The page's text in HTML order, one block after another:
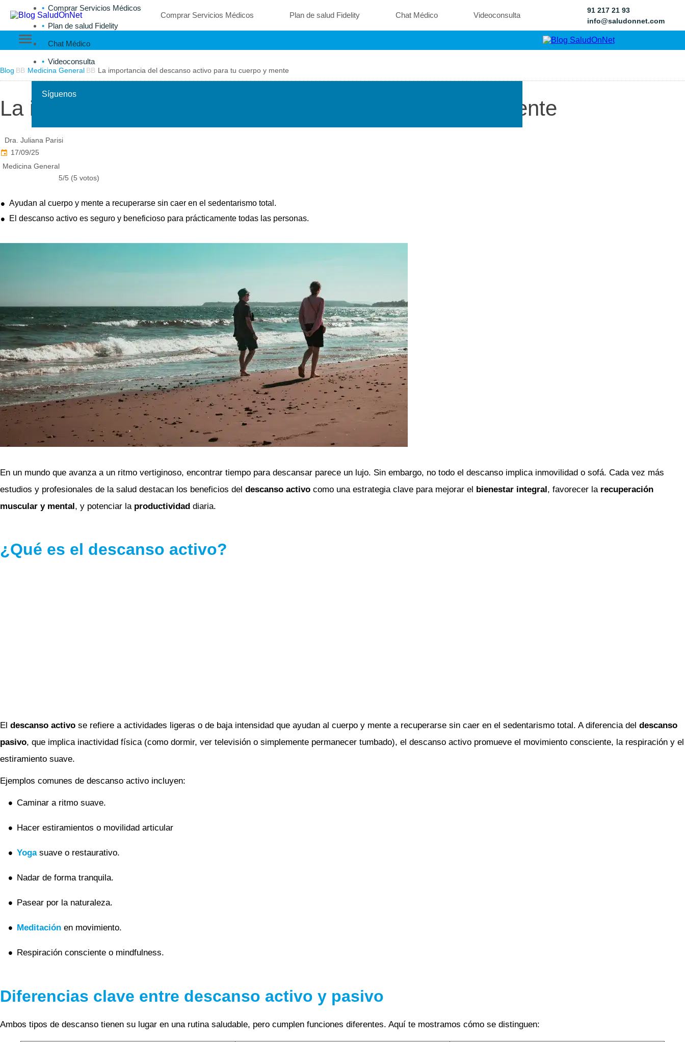
Comprar Servicios Médicos Plan de salud Fidelity Chat Médico Videoconsulta
91 217 21 93
info@saludonnet.com
Comprar Servicios Médicos
Plan de salud Fidelity
Chat Médico
Videoconsulta
Síguenos
Blog Medicina General La importancia del descanso activo para tu cuerpo y mente
La importancia del descanso activo para tu cuerpo y mente
Dra. Juliana Parisi
17/09/25
Medicina General
5/5 (5 votos)
Ayudan al cuerpo y mente a recuperarse sin caer en el sedentarismo total.
El descanso activo es seguro y beneficioso para prácticamente todas las personas.
En un mundo que avanza a un ritmo vertiginoso, encontrar tiempo para descansar parece un lujo. Sin embargo, no todo el descanso implica inmovilidad o sofá. Cada vez más
estudios y profesionales de la salud destacan los beneficios del descanso activo como una estrategia clave para mejorar el bienestar integral, favorecer la recuperación
muscular y mental, y potenciar la productividad diaria.
¿Qué es el descanso activo?
El descanso activo se refiere a actividades ligeras o de baja intensidad que ayudan al cuerpo y mente a recuperarse sin caer en el sedentarismo total. A diferencia del descanso
pasivo, que implica inactividad física (como dormir, ver televisión o simplemente permanecer tumbado), el descanso activo promueve el movimiento consciente, la respiración y el
estiramiento suave.
Ejemplos comunes de descanso activo incluyen:
Caminar a ritmo suave.
Hacer estiramientos o movilidad articular
Yogasuave o restaurativo.
Nadar de forma tranquila.
Pasear por la naturaleza.
Meditaciónen movimiento.
Respiración consciente o mindfulness.
Diferencias clave entre descanso activo y pasivo
Ambos tipos de descanso tienen su lugar en una rutina saludable, pero cumplen funciones diferentes. Aquí te mostramos cómo se distinguen: